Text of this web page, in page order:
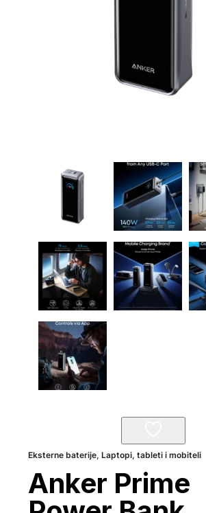
Eksterne baterije,Laptopi, tableti i mobiteli
Anker Prime